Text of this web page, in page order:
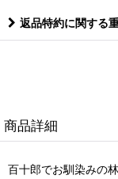
返品特約に関する
商品詳細
百十郎でお馴染みの